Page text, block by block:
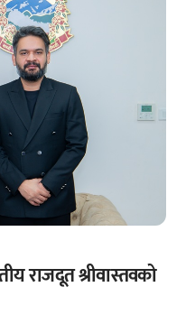
राजदूत श्रीवास्तवको